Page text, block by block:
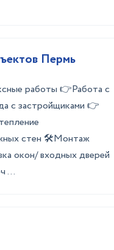
Пермь
работы 👉Работа с
с застройщиками 👉
стен 🛠️Монтаж
окон/ входных дверей
...